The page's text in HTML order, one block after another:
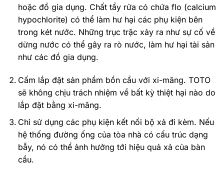
hoặc đồ gia dụng. Chất tẩy rửa có chứa flo (calcium
hypochlorite) có thể làm hư hại các phụ kiện bên
trong két nước. Những trục trặc xảy ra như sự cố về
dừng nước có thể gây ra rò nước, làm hư hại tài sản
như các đồ gia dụng.
Cấm lắp đặt sản phẩm bồn cầu với xi-măng. TOTO
sẽ không chịu trách nhiệm về bất kỳ thiệt hại nào do
lắp đặt bằng xi-măng.
Chỉ sử dụng các phụ kiện kết nối bộ xả đi kèm. Nếu
hệ thống đường ống của tòa nhà có cấu trúc dạng
bẫy, nó có thể ảnh hưởng tới hiệu quả xả của bàn
cầu.